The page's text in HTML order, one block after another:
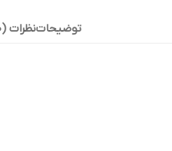
توضیحاتنظرات (0)